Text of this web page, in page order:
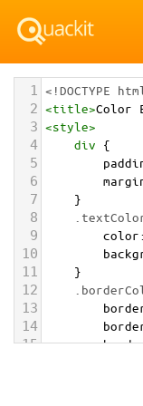
1 <!DOCTYPE
2 <title>Color
3 <style>
4 div {
5
6
7 }
8
9 color
10
11 }
12
13
14
15